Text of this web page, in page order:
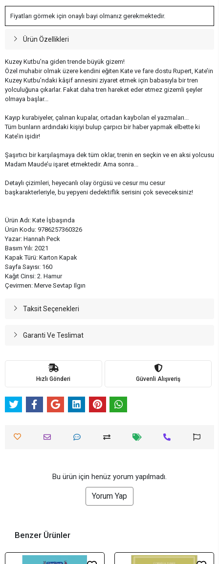
Fiyatları görmek için onaylı bayi olmanız gerekmektedir.
Ürün Özellikleri
Kuzey Kutbu’na giden trende büyük gizem!
Özel muhabir olmak üzere kendini eğiten Kate ve fare dostu Rupert, Kate’in
Kuzey Kutbu’ndaki kâşif annesini ziyaret etmek için babasıyla bir tren
yolculuğuna çıkarlar. Fakat daha tren hareket eder etmez gizemli şeyler
olmaya başlar...
Kayıp kurabiyeler, çalınan kupalar, ortadan kaybolan el yazmaları...
Tüm bunların ardındaki kişiyi bulup çarpıcı bir haber yapmak elbette ki
Kate’in işidir!
Şaşırtıcı bir karşılaşmaya dek tüm oklar, trenin en seçkin ve en aksi yolcusu
Madam Maude’u işaret etmektedir. Ama sonra...
Detaylı çizimleri, heyecanlı olay örgüsü ve cesur mu cesur
başkarakterleriyle, bu yepyeni dedektiflik serisini çok seveceksiniz!
Ürün Adı: Kate İşbaşında
Ürün Kodu: 9786257360326
Yazar: Hannah Peck
Basım Yılı: 2021
Kapak Türü: Karton Kapak
Sayfa Sayısı: 160
Kağıt Cinsi: 2. Hamur
Çevirmen: Merve Sevtap Ilgın
Taksit Seçenekleri
Garanti Ve Teslimat
Hızlı Gönderi Güvenli Alışveriş
Bu ürün için henüz yorum yapılmadı.
Yorum Yap
Benzer Ürünler